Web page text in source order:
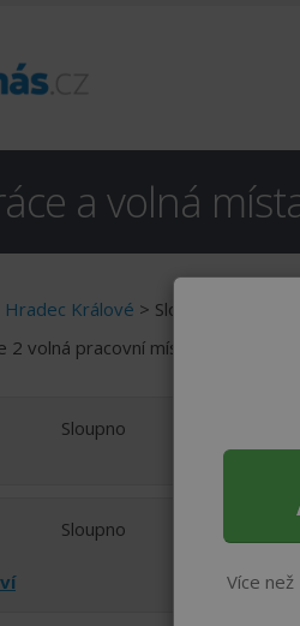
a volná
Hradec Králové > Sloupno
2 volná pracovní místa.
Sloupno
Sloupno
Více než